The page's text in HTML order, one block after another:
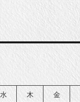
水 木 金